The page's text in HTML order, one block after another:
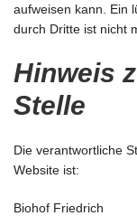
aufweisen kann. Ein
durch Dritte ist nicht
Hinweis
Stelle
Die verantwortliche
Website ist:
Biohof Friedrich